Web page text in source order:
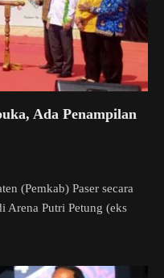
Ada Penampilan
(Pemkab) Paser secara
Arena Putri Petung (eks